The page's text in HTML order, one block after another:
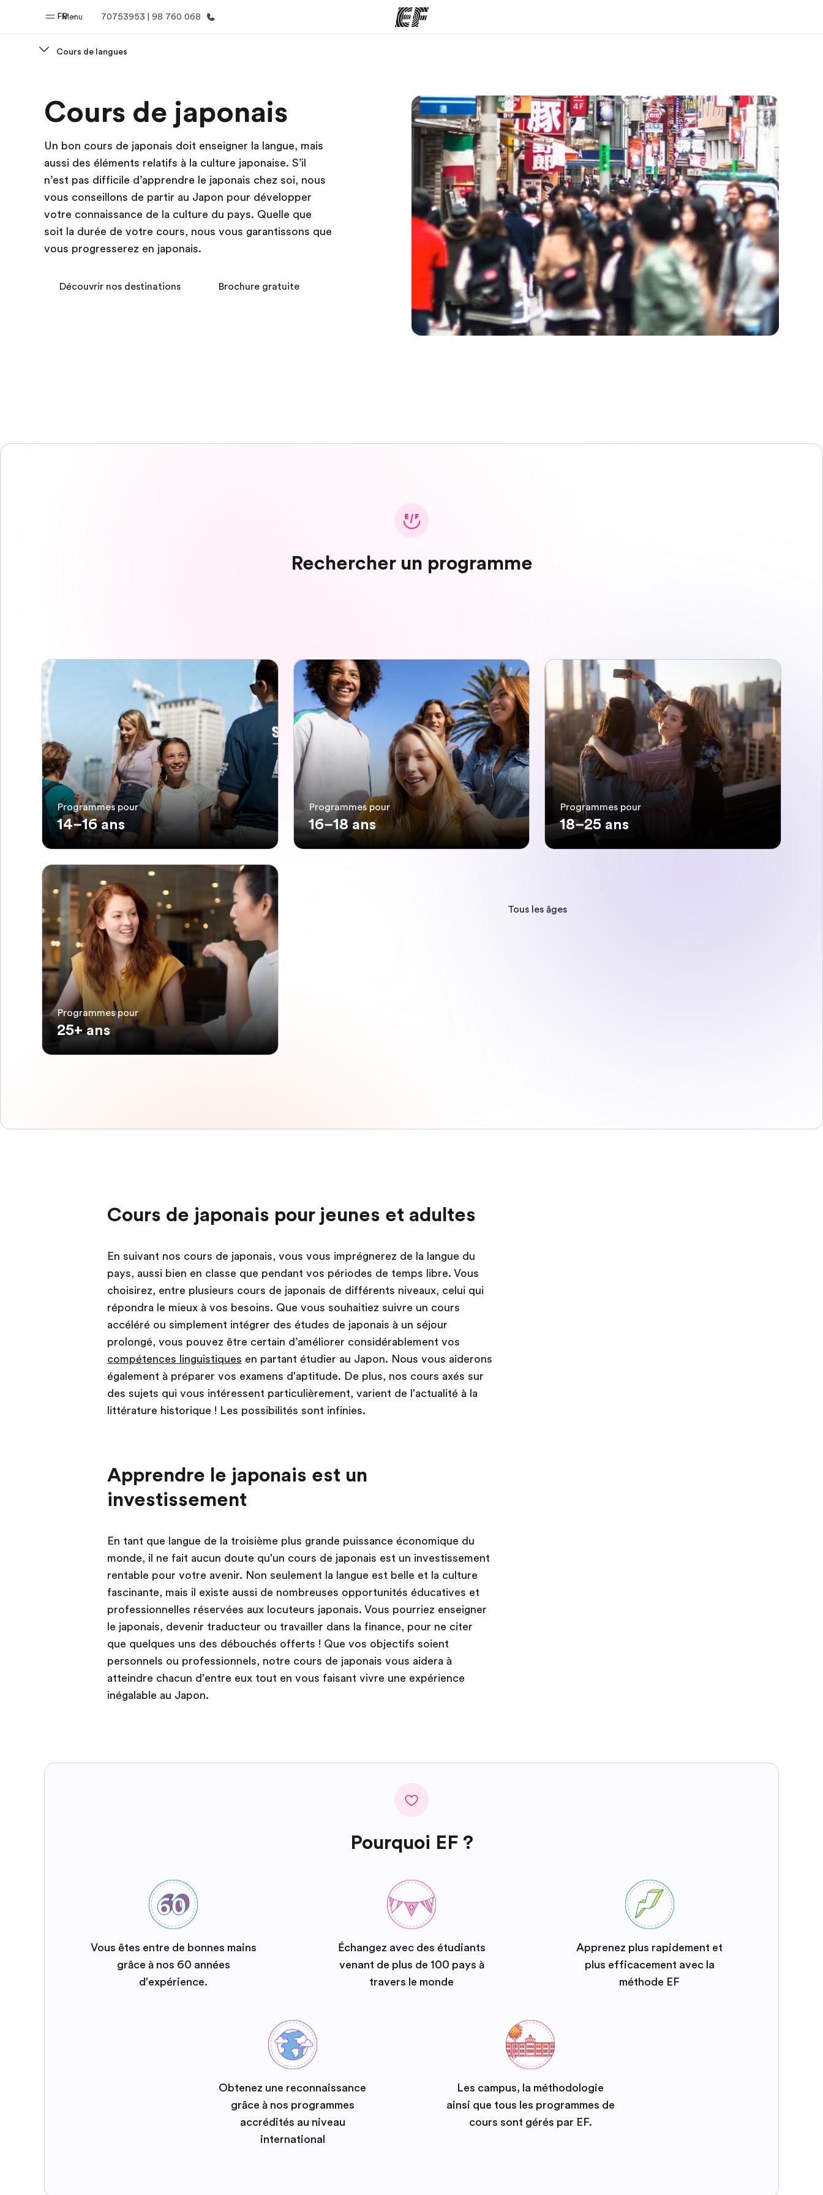
Menu
FR 70753953 | 98 760 068
Bienvenue chez EF Nos offres Trouver un bureau Qui sommes-nous ? Rejoignez nos équipes
Cours de langues
Cours de japonais
Un bon cours de japonais doit enseigner la langue, mais
aussi des éléments relatifs à la culture japonaise. S’il
n’est pas difficile d’apprendre le japonais chez soi, nous
vous conseillons de partir au Japon pour développer
votre connaissance de la culture du pays. Quelle que
soit la durée de votre cours, nous vous garantissons que
vous progresserez en japonais.
Découvrir nos destinations Brochure gratuite
Rechercher un programme
Programmes pour
14–16 ans
Programmes pour
16–18 ans
Programmes pour
18–25 ans
Programmes pour
25+ ans
Tous les âges
Cours de japonais pour jeunes et adultes
En suivant nos cours de japonais, vous vous imprégnerez de la langue du
pays, aussi bien en classe que pendant vos périodes de temps libre. Vous
choisirez, entre plusieurs cours de japonais de différents niveaux, celui qui
répondra le mieux à vos besoins. Que vous souhaitiez suivre un cours
accéléré ou simplement intégrer des études de japonais à un séjour
prolongé, vous pouvez être certain d’améliorer considérablement vos
compétences linguistiques en partant étudier au Japon. Nous vous aiderons
également à préparer vos examens d'aptitude. De plus, nos cours axés sur
des sujets qui vous intéressent particulièrement, varient de l'actualité à la
littérature historique ! Les possibilités sont infinies.
Apprendre le japonais est un
investissement
En tant que langue de la troisième plus grande puissance économique du
monde, il ne fait aucun doute qu'un cours de japonais est un investissement
rentable pour votre avenir. Non seulement la langue est belle et la culture
fascinante, mais il existe aussi de nombreuses opportunités éducatives et
professionnelles réservées aux locuteurs japonais. Vous pourriez enseigner
le japonais, devenir traducteur ou travailler dans la finance, pour ne citer
que quelques uns des débouchés offerts ! Que vos objectifs soient
personnels ou professionnels, notre cours de japonais vous aidera à
atteindre chacun d'entre eux tout en vous faisant vivre une expérience
inégalable au Japon.
Pourquoi EF ?
Vous êtes entre de bonnes mains
grâce à nos 60 années
d'expérience.
Échangez avec des étudiants
venant de plus de 100 pays à
travers le monde
Apprenez plus rapidement et
plus efficacement avec la
méthode EF
Obtenez une reconnaissance
grâce à nos programmes
accrédités au niveau
international
Les campus, la méthodologie
ainsi que tous les programmes de
cours sont gérés par EF.